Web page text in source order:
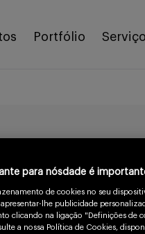
Portfólio
12 min
para nósdade é
de cookies no seu
lhe publicidade
clicando na ligação "Definições de
a nossa Política de Cookies,